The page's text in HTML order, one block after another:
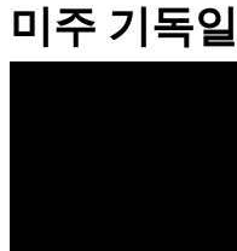
미주 기독